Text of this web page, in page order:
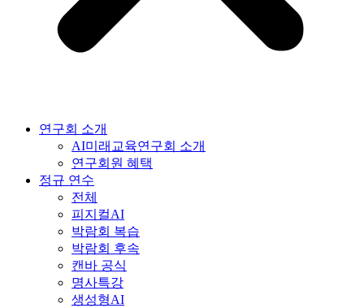
연구회 소개
AI미래교육연구회 소개
연구회원 혜택
정규 연수
전체
피지컬AI
박람회 복습
박람회 후속
캔바 공식
명사특강
생성형AI